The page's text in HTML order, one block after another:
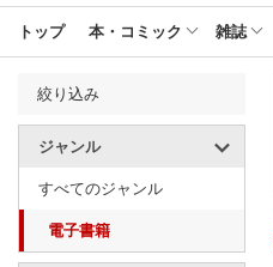
トップ 本・コミック 雑誌
絞り込み
ジャンル
すべてのジャンル
電子書籍